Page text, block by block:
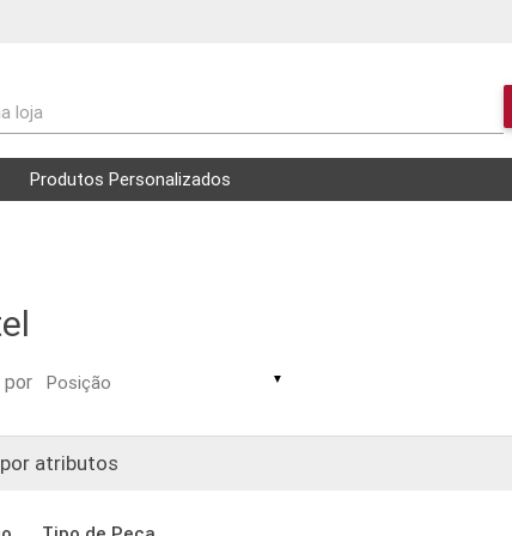
loja
Produtos Personalizados
por ▼
atributos